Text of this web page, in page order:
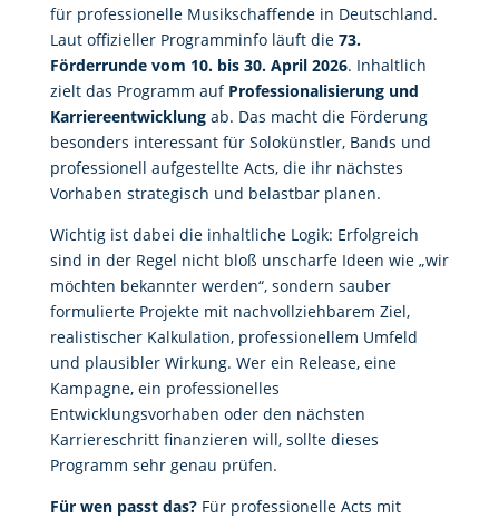
für professionelle Musikschaffende in Deutschland.
Laut offizieller Programminfo läuft die 73.
Förderrunde vom 10. bis 30. April 2026. Inhaltlich
zielt das Programm auf Professionalisierung und
Karriereentwicklungab. Das macht die Förderung
besonders interessant für Solokünstler, Bands und
professionell aufgestellte Acts, die ihr nächstes
Vorhaben strategisch und belastbar planen.
Wichtig ist dabei die inhaltliche Logik: Erfolgreich
sind in der Regel nicht bloß unscharfe Ideen wie „wir
möchten bekannter werden“, sondern sauber
formulierte Projekte mit nachvollziehbarem Ziel,
realistischer Kalkulation, professionellem Umfeld
und plausibler Wirkung. Wer ein Release, eine
Kampagne, ein professionelles
Entwicklungsvorhaben oder den nächsten
Karriereschritt finanzieren will, sollte dieses
Programm sehr genau prüfen.
Für wen passt das?Für professionelle Acts mit